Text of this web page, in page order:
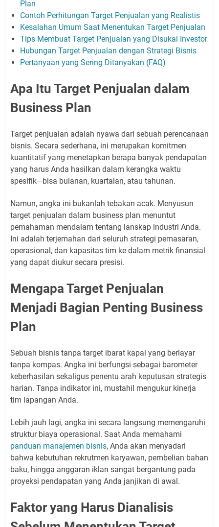
Plan
Contoh Perhitungan Target Penjualan yang Realistis
Kesalahan Umum Saat Menentukan Target Penjualan
Tips Membuat Target Penjualan yang Disukai Investor
Hubungan Target Penjualan dengan Strategi Bisnis
Pertanyaan yang Sering Ditanyakan (FAQ)
Apa Itu Target Penjualan dalam
Business Plan
Target penjualan adalah nyawa dari sebuah perencanaan
bisnis. Secara sederhana, ini merupakan komitmen
kuantitatif yang menetapkan berapa banyak pendapatan
yang harus Anda hasilkan dalam kerangka waktu
spesifik—bisa bulanan, kuartalan, atau tahunan.
Namun, angka ini bukanlah tebakan acak. Menyusun
target penjualan dalam business plan menuntut
pemahaman mendalam tentang lanskap industri Anda.
Ini adalah terjemahan dari seluruh strategi pemasaran,
operasional, dan kapasitas tim ke dalam metrik finansial
yang dapat diukur secara presisi.
Mengapa Target Penjualan
Menjadi Bagian Penting Business
Plan
Sebuah bisnis tanpa target ibarat kapal yang berlayar
tanpa kompas. Angka ini berfungsi sebagai barometer
keberhasilan sekaligus penentu arah keputusan strategis
harian. Tanpa indikator ini, mustahil mengukur kinerja
tim lapangan Anda.
Lebih jauh lagi, angka ini secara langsung memengaruhi
struktur biaya operasional. Saat Anda memahami
panduan manajemen bisnis, Anda akan menyadari
bahwa kebutuhan rekrutmen karyawan, pembelian bahan
baku, hingga anggaran iklan sangat bergantung pada
proyeksi pendapatan yang Anda janjikan di awal.
Faktor yang Harus Dianalisis